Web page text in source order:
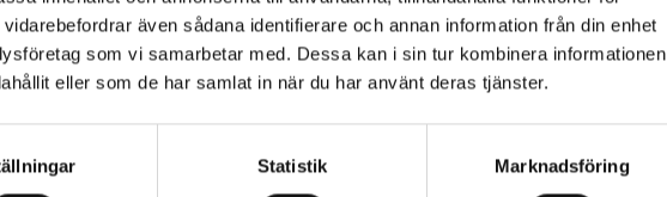
även sådana identifierare och annan information från din enhet
som vi samarbetar med. Dessa kan i sin tur kombinera informationen
eller som de har samlat in när du har använt deras tjänster.
Statistik Marknadsföring